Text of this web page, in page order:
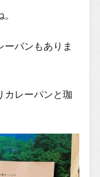
ーパンもありま
カレーパンと珈